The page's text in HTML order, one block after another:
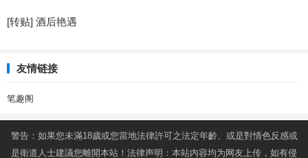
[转贴] 酒后艳遇
友情链接
笔趣阁
警告：如果您未滿18歲或您當地法律許可之法定年齡、或是對情色反感或
是衛道人士建議您離開本站！法律声明：本站内容均为网友上传，如有侵